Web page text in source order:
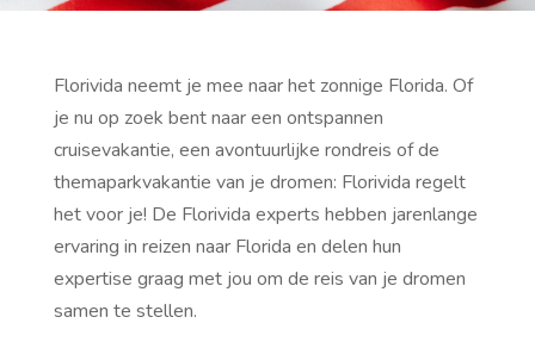
Florivida neemt je mee naar het zonnige Florida. Of
je nu op zoek bent naar een ontspannen
cruisevakantie, een avontuurlijke rondreis of de
themaparkvakantie van je dromen: Florivida regelt
het voor je! De Florivida experts hebben jarenlange
ervaring in reizen naar Florida en delen hun
expertise graag met jou om de reis van je dromen
samen te stellen.